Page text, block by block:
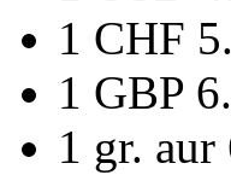
1 CHF
1 GBP
1 gr. aur